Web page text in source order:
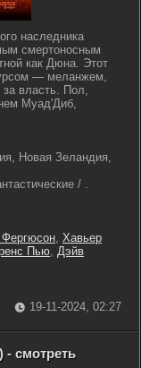
наследника
смертоносным
как Дюна. Этот
— меланжем,
власть. Пол,
Муад'Диб,
Новая Зеландия,
/ .
Фергюсон, Хавьер
Пью, Дэйв
19-11-2024, 02:27
- смотреть